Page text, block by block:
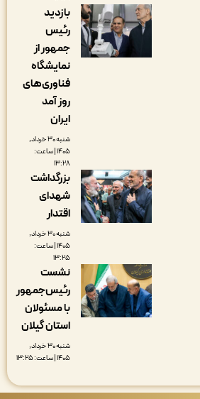
بازدید
رئیس
جمهور از
نمایشگاه
فناوری‌های
شنبه ۳۰ خرداد,
۱۴۰۵ | ساعت:
بزرگداشت
شهدای
اقتدار
شنبه ۳۰ خرداد,
۱۴۰۵ | ساعت:
نشست
رئیس‌جمهور
با مسئولان
استان گیلان
شنبه ۳۰ خرداد,